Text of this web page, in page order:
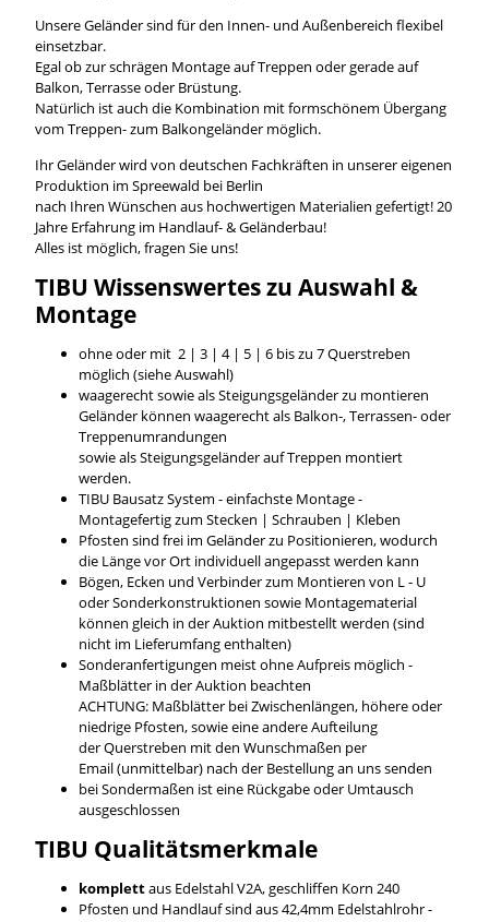
Unsere Geländer sind für den Innen- und Außenbereich flexibel
einsetzbar.
Egal ob zur schrägen Montage auf Treppen oder gerade auf
Balkon, Terrasse oder Brüstung.
Natürlich ist auch die Kombination mit formschönem Übergang
vom Treppen- zum Balkongeländer möglich.
Ihr Geländer wird von deutschen Fachkräften in unserer eigenen
Produktion im Spreewald bei Berlin
nach Ihren Wünschen aus hochwertigen Materialien gefertigt! 20
Jahre Erfahrung im Handlauf- & Geländerbau!
Alles ist möglich, fragen Sie uns!
TIBU Wissenswerteszu Auswahl &
Montage
ohne oder mit 2 | 3 | 4 | 5 | 6 bis zu 7 Querstreben
möglich (siehe Auswahl)
waagerecht sowie als Steigungsgeländer zu montieren
Geländer können waagerecht als Balkon-, Terrassen- oder
Treppenumrandungen
sowie als Steigungsgeländer auf Treppen montiert
werden.
TIBU Bausatz System - einfachste Montage -
Montagefertig zum Stecken | Schrauben | Kleben
Pfosten sind frei im Geländer zu Positionieren, wodurch
die Länge vor Ort individuell angepasst werden kann
Bögen, Ecken und Verbinder zum Montieren von L - U
oder Sonderkonstruktionen sowie Montagematerial
können gleich in der Auktion mitbestellt werden (sind
nicht im Lieferumfang enthalten)
Sonderanfertigungen meist ohne Aufpreis möglich -
Maßblätter in der Auktion beachten
ACHTUNG: Maßblätter bei Zwischenlängen, höhere oder
niedrige Pfosten, sowie eine andere Aufteilung
der Querstreben mit den Wunschmaßen per
Email (unmittelbar) nach der Bestellung an uns senden
bei Sondermaßen ist eine Rückgabe oder Umtausch
ausgeschlossen
TIBU Qualitätsmerkmale
komplettaus Edelstahl V2A, geschliffen Korn 240
Pfosten und Handlauf sind aus 42,4mm Edelstahlrohr -